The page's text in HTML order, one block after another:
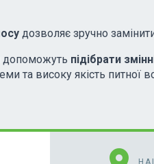
дозволяє зручно
допоможуть підібрати
та високу якість питної